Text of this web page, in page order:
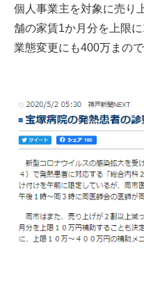
個人事業主を対象に売り
舗の家賃1か月分を上限
業態変更にも400万まの